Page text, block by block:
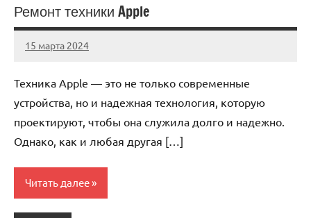
Ремонт техники Apple
15 марта 2024
Avtor
Нет
Техника Apple — это не только современные
устройства, но и надежная технология, которую
проектируют, чтобы она служила долго и надежно.
Однако, как и любая другая […]
Читать далее